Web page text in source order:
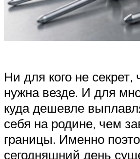
Ни для кого не секрет,
нужна везде. И для
куда дешевле
себя на родине, чем
границы. Именно
сегодняшний день